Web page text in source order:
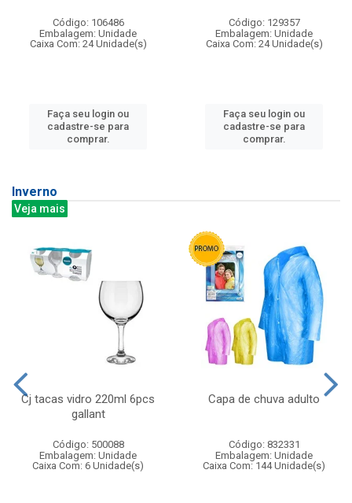
Código: 106486
Embalagem: Unidade
Caixa Com: 24 Unidade(s)
Faça seu login ou
cadastre-se para
comprar.
Código: 129357
Embalagem: Unidade
Caixa Com: 24 Unidade(s)
Faça seu login ou
cadastre-se para
comprar.
Inverno
Veja mais
Cj tacas vidro 220ml 6pcs
gallant
Código: 500088
Embalagem: Unidade
Caixa Com: 6 Unidade(s)
Capa de chuva adulto
Código: 832331
Embalagem: Unidade
Caixa Com: 144 Unidade(s)